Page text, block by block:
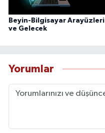
Beyin-Bilgisayar Arayüzleri
ve Gelecek
Yorumlar